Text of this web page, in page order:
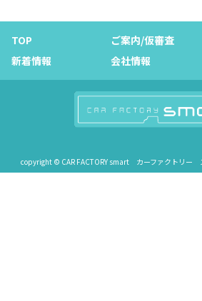
TOP ご案内/仮審査
新着情報
会社情報
copyright © CAR FACTORY smart カーファクトリー